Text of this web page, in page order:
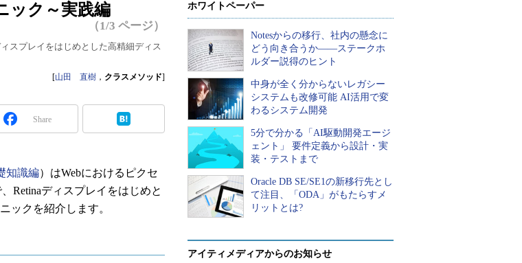
Database Expert
Master of IP Network
Security & Trust
Test & Tools
ブログ
ック～実践編
（1/3 ページ）
スプレイをはじめとした高精細ディス
[山田 直樹 ， クラスメソッド]
Share
知識編）はWebにおけるピクセ
Retinaディスプレイをはじめと
ックを紹介します。
ホワイトペーパー
Notesからの移行、社内の懸念に
どう向き合うか――ステークホ
ルダー説得のヒント
中身が全く分からないレガシー
システムも改修可能 AI活用で変
わるシステム開発
5分で分かる「AI駆動開発エージ
ェント」 要件定義から設計・実
装・テストまで
Oracle DB SE/SE1の新移行先とし
て注目、「ODA」がもたらすメ
リットとは?
アイティメディアからのお知らせ